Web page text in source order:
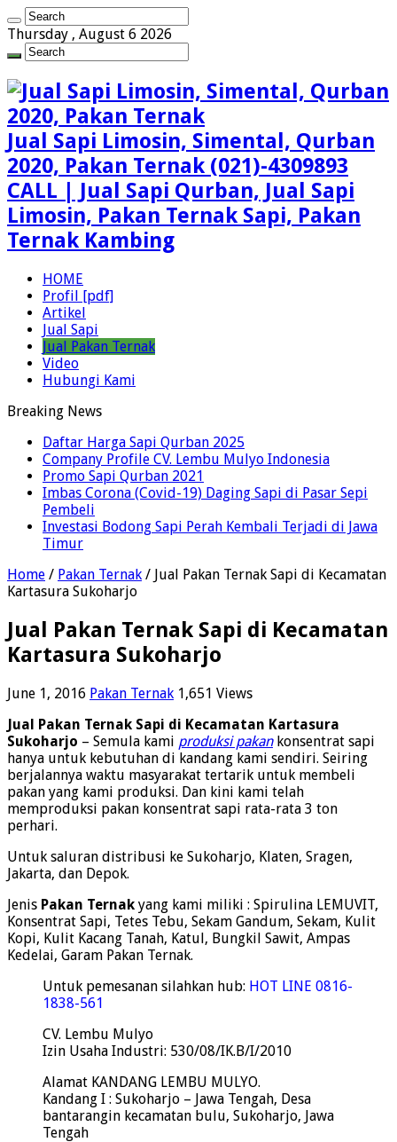
Thursday , August 6 2026
Jual Sapi Limosin, Simental, Qurban
2020, Pakan Ternak (021)-4309893
CALL | Jual Sapi Qurban, Jual Sapi
Limosin, Pakan Ternak Sapi, Pakan
Ternak Kambing
HOME
Profil [pdf]
Artikel
Jual Sapi
Jual Pakan Ternak
Video
Hubungi Kami
Breaking News
Daftar Harga Sapi Qurban 2025
Company Profile CV. Lembu Mulyo Indonesia
Promo Sapi Qurban 2021
Imbas Corona (Covid-19) Daging Sapi di Pasar Sepi
Pembeli
Investasi Bodong Sapi Perah Kembali Terjadi di Jawa
Timur
Home / Pakan Ternak / Jual Pakan Ternak Sapi di Kecamatan
Kartasura Sukoharjo
Jual Pakan Ternak Sapi di Kecamatan
Kartasura Sukoharjo
June 1, 2016 Pakan Ternak 1,651 Views
Jual Pakan Ternak Sapi di Kecamatan Kartasura
Sukoharjo – Semula kami produksi pakankonsentrat sapi
hanya untuk kebutuhan di kandang kami sendiri. Seiring
berjalannya waktu masyarakat tertarik untuk membeli
pakan yang kami produksi. Dan kini kami telah
memproduksi pakan konsentrat sapi rata-rata 3 ton
perhari.
Untuk saluran distribusi ke Sukoharjo, Klaten, Sragen,
Jakarta, dan Depok.
Jenis Pakan Ternak yang kami miliki : Spirulina LEMUVIT,
Konsentrat Sapi, Tetes Tebu, Sekam Gandum, Sekam, Kulit
Kopi, Kulit Kacang Tanah, Katul, Bungkil Sawit, Ampas
Kedelai, Garam Pakan Ternak.
Untuk pemesanan silahkan hub: HOT LINE 0816-
1838-561
CV. Lembu Mulyo
Izin Usaha Industri: 530/08/IK.B/I/2010
Alamat KANDANG LEMBU MULYO.
Kandang I : Sukoharjo – Jawa Tengah, Desa
bantarangin kecamatan bulu, Sukoharjo, Jawa
Tengah